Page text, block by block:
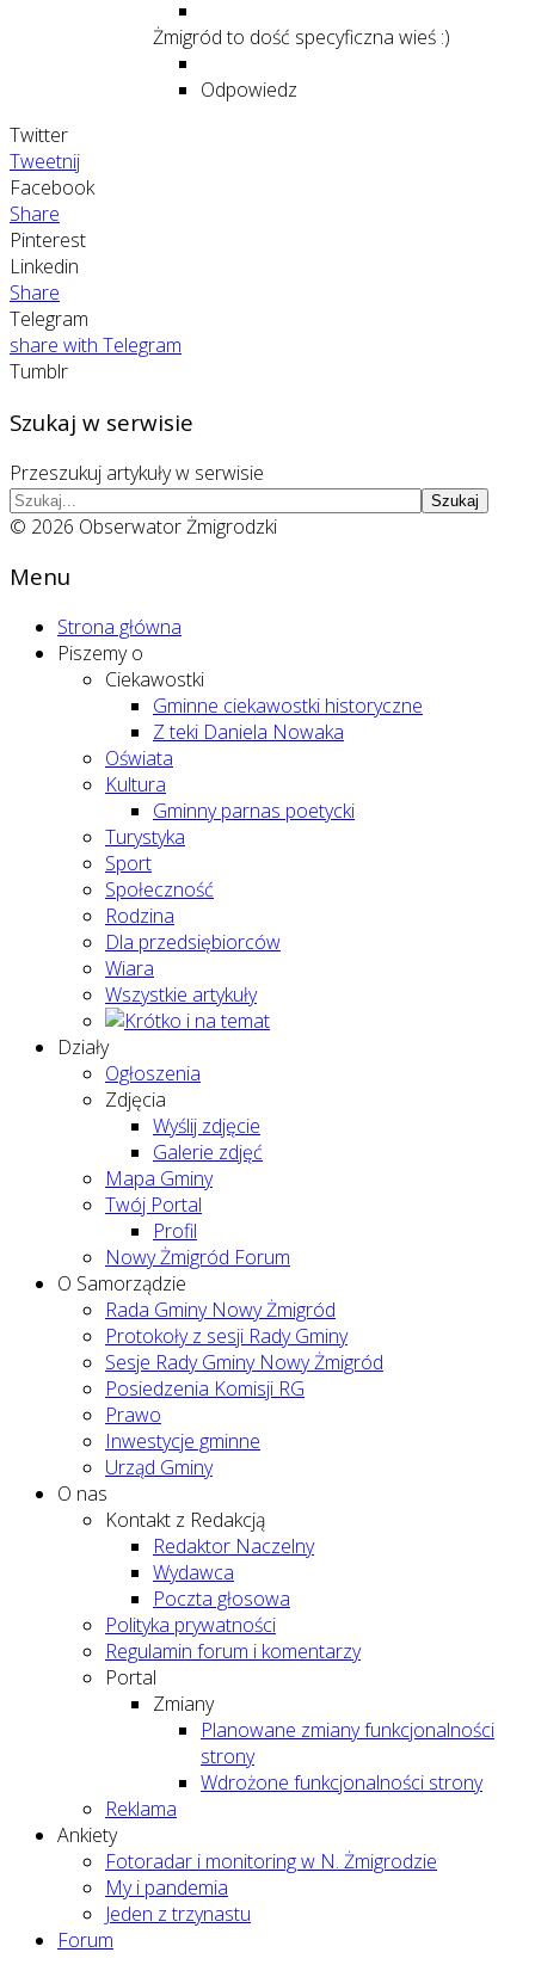
Żmigród to dość specyficzna wieś :)
Odpowiedz
Twitter
Tweetnij
Facebook
Share
Pinterest
Linkedin
Share
Telegram
share with Telegram
Tumblr
Szukaj w serwisie
Przeszukuj artykuły w serwisie
Szukaj
© 2026 Obserwator Żmigrodzki
Menu
Strona główna
Piszemy o
Ciekawostki
Gminne ciekawostki historyczne
Z teki Daniela Nowaka
Oświata
Kultura
Gminny parnas poetycki
Turystyka
Sport
Społeczność
Rodzina
Dla przedsiębiorców
Wiara
Wszystkie artykuły
Działy
Ogłoszenia
Zdjęcia
Wyślij zdjęcie
Galerie zdjęć
Mapa Gminy
Twój Portal
Profil
Nowy Żmigród Forum
O Samorządzie
Rada Gminy Nowy Żmigród
Protokoły z sesji Rady Gminy
Sesje Rady Gminy Nowy Żmigród
Posiedzenia Komisji RG
Prawo
Inwestycje gminne
Urząd Gminy
O nas
Kontakt z Redakcją
Redaktor Naczelny
Wydawca
Poczta głosowa
Polityka prywatności
Regulamin forum i komentarzy
Portal
Zmiany
Planowane zmiany funkcjonalności
strony
Wdrożone funkcjonalności strony
Reklama
Ankiety
Fotoradar i monitoring w N. Żmigrodzie
My i pandemia
Jeden z trzynastu
Forum